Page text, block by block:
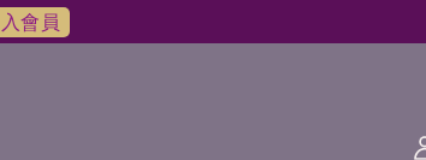
會員